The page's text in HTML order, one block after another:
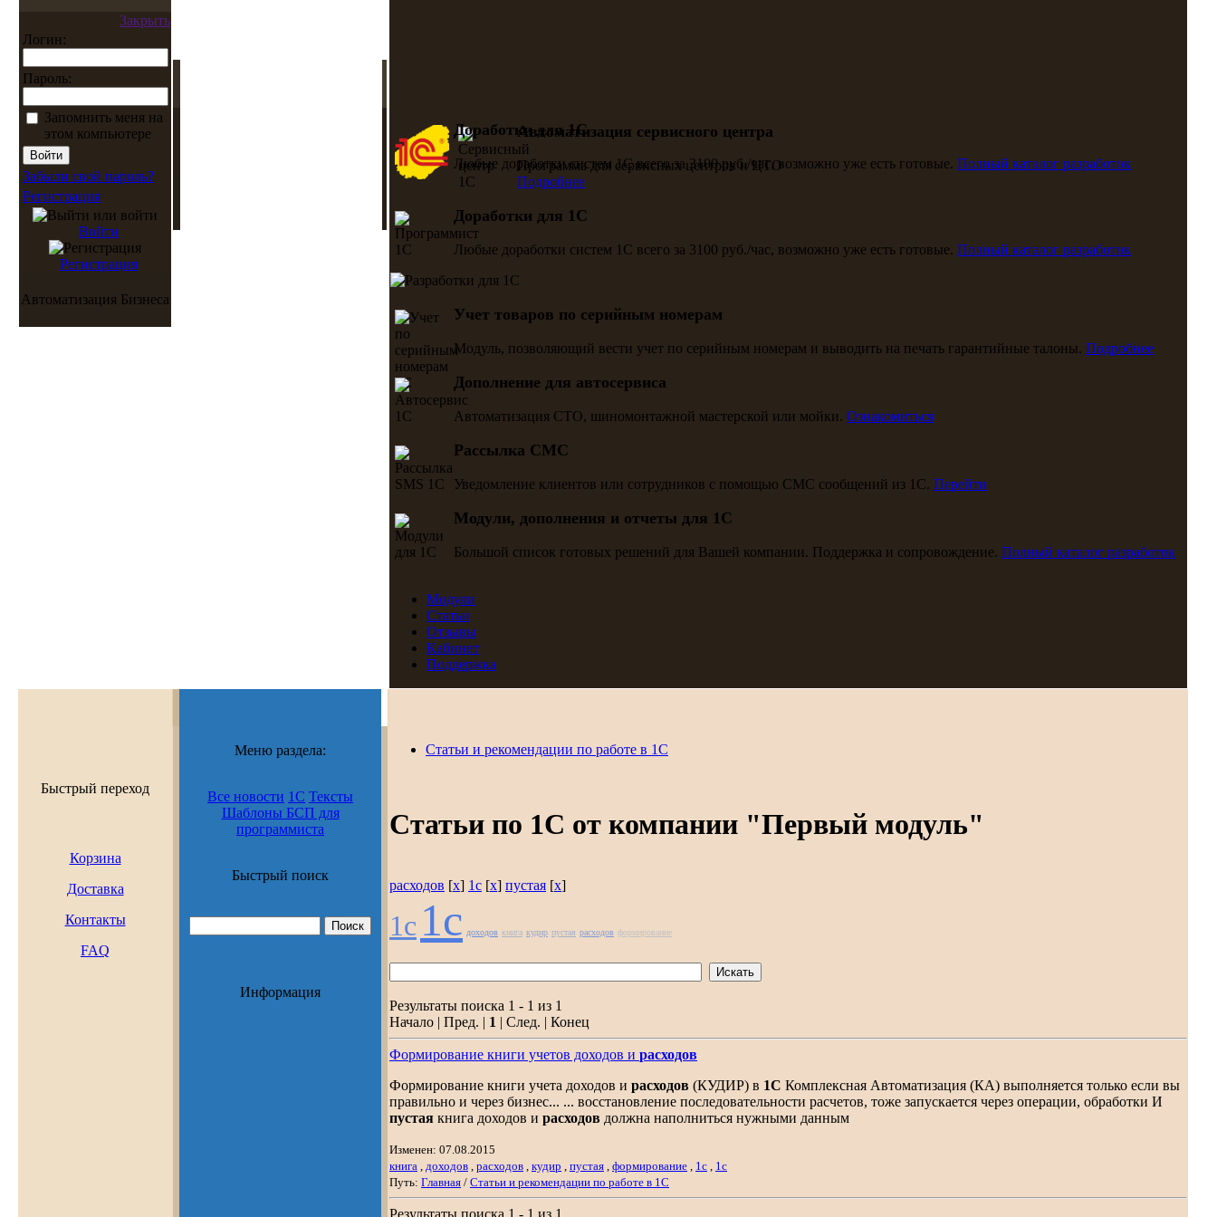
Закрыть
Логин:
Пароль:
Запомнить меня на
этом компьютере
Забыли свой пароль?
Регистрация
Войти
Регистрация
Автоматизация Бизнеса
Доработки для 1С
Любые доработки систем 1С всего за 3100 руб./час, возможно уже есть готовые. Полный каталог разработок
Автоматизация сервисного центра
Программа для сервисных центров и ЦТО
Подробнее
Доработки для 1С
Любые доработки систем 1С всего за 3100 руб./час, возможно уже есть готовые. Полный каталог разработок
Учет товаров по серийным номерам
Модуль, позволяющий вести учет по серийным номерам и выводить на печать гарантийные талоны. Подробнее
Дополнение для автосервиса
Автоматизация СТО, шиномонтажной мастерской или мойки. Ознакомиться
Рассылка СМС
Уведомление клиентов или сотрудников с помощью СМС сообщений из 1С. Перейти
Модули, дополнения и отчеты для 1С
Большой список готовых решений для Вашей компании. Поддержка и сопровождение. Полный каталог разработок
Модули
Статьи
Отзывы
Кабинет
Поддержка
Быстрый переход
Корзина
Доставка
Контакты
FAQ
Меню раздела:
Все новости 1С Тексты
Шаблоны БСП для
программиста
Быстрый поиск
Информация
Статьи и рекомендации по работе в 1С
Статьи по 1С от компании "Первый модуль"
расходов [x] 1с [x] пустая [x]
1c 1с доходов книга кудир пустая расходов формирование
Результаты поиска 1 - 1 из 1
Начало | Пред. | 1 | След. | Конец
Формирование книги учетов доходов и расходов
Формирование книги учета доходов и расходов (КУДИР) в 1С Комплексная Автоматизация (КА) выполняется только если вы
правильно и через бизнес... ... восстановление последовательности расчетов, тоже запускается через операции, обработки И
пустая книга доходов и расходов должна наполниться нужными данным
Изменен: 07.08.2015
книга
доходов расходов кудир пустая формирование 1с
1c
Путь: Главная / Статьи и рекомендации по работе в 1С
Результаты поиска 1 - 1 из 1